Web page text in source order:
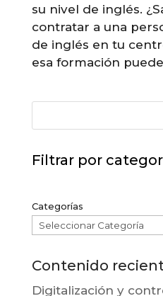
su nivel de inglés.
contratar a una
de inglés en tu
esa formación
Filtrar por
Categorías
Contenido
Digitalización y